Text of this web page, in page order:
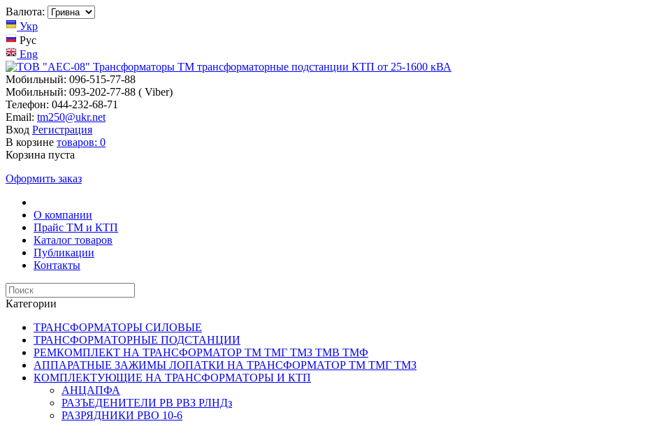
Валюта:
Укр
Рус
Eng
Мобильный: 096-515-77-88
Мобильный: 093-202-77-88 ( Viber)
Телефон: 044-232-68-71
Email: tm250@ukr.net
Вход Регистрация
В корзине товаров: 0
Корзина пуста
Оформить заказ
О компании
Прайс TM и КТП
Каталог товаров
Публикации
Контакты
Категории
ТРАНСФОРМАТОРЫ СИЛОВЫЕ
ТРАНСФОРМАТОРНЫЕ ПОДСТАНЦИИ
РЕМКОМПЛЕКТ НА ТРАНСФОРМАТОР ТМ ТМГ ТМЗ ТМВ ТМФ
АППАРАТНЫЕ ЗАЖИМЫ ЛОПАТКИ НА ТРАНСФОРМАТОР ТМ ТМГ ТМЗ
КОМПЛЕКТУЮЩИЕ НА ТРАНСФОРМАТОРЫ И КТП
АНЦАПФА
РАЗЪЕДЕНИТЕЛИ РВ РВЗ РЛНДз
РАЗРЯДНИКИ РВО 10-6